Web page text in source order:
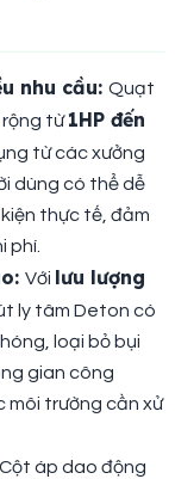
nhu cầu: Quạt
từ1HP đến
từ các xưởng
dùng có thể dễ
thực tế, đảm
phí.
Với lưu lượng
ly tâm Deton có
loại bỏ bụi
gian công
môi trường cần xử
Cột áp dao động